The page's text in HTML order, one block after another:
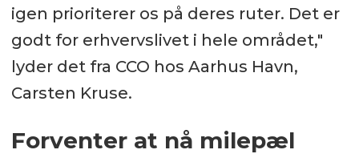
igen prioriterer os på deres ruter. Det er
godt for erhvervslivet i hele området,"
lyder det fra CCO hos Aarhus Havn,
Carsten Kruse.
Forventer at nå milepæl